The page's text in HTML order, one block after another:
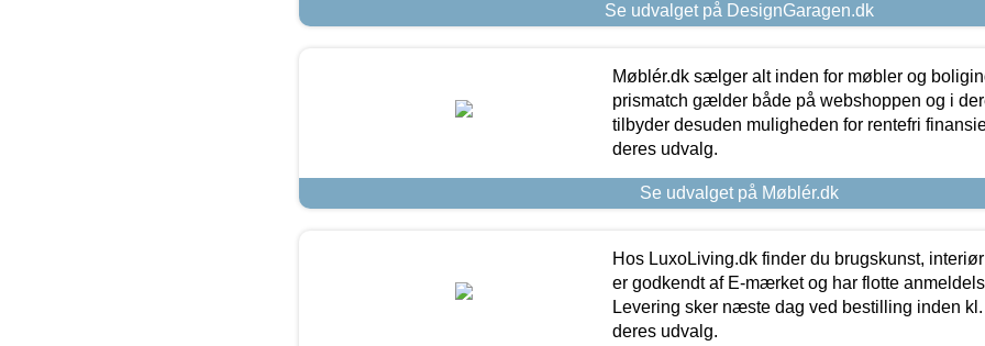
Se udvalget på DesignGaragen.dk
Møblér.dk sælger alt inden for møbler og
prismatch gælder både på webshoppen og i
tilbyder desuden muligheden for rentefri
deres udvalg.
Se udvalget på Møblér.dk
Hos LuxoLiving.dk finder du brugskunst,
er godkendt af E-mærket og har flotte
Levering sker næste dag ved bestilling inden
deres udvalg.